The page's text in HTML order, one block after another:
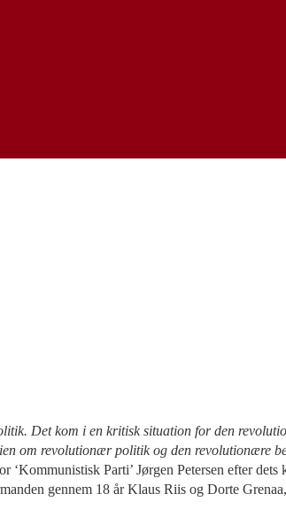
Det kom i en kritisk situation for den
om revolutionær politik og den revolutionære
Parti’ Jørgen Petersen efter dets
gennem 18 år Klaus Riis og Dorte